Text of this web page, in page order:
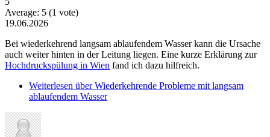
Average: 5 (1 vote)
19.06.2026
Bei wiederkehrend langsam ablaufendem Wasser kann die Ursache
auch weiter hinten in der Leitung liegen. Eine kurze Erklärung zur
Hochdruckspülung in Wien fand ich dazu hilfreich.
Weiterlesen über Wiederkehrende Probleme mit langsam
ablaufendem Wasser